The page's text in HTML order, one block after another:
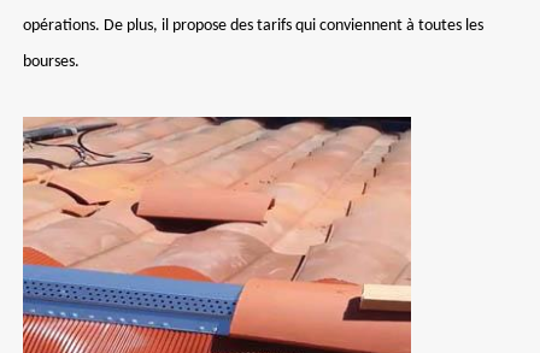
opérations. De plus, il propose des tarifs qui conviennent à toutes les
bourses.